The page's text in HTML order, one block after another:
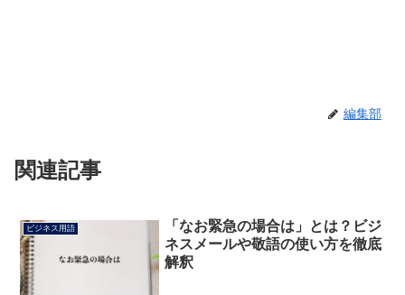
編集部
関連記事
ビジネス用語
「なお緊急の場合は」とは？ビジ
ネスメールや敬語の使い方を徹底
解釈